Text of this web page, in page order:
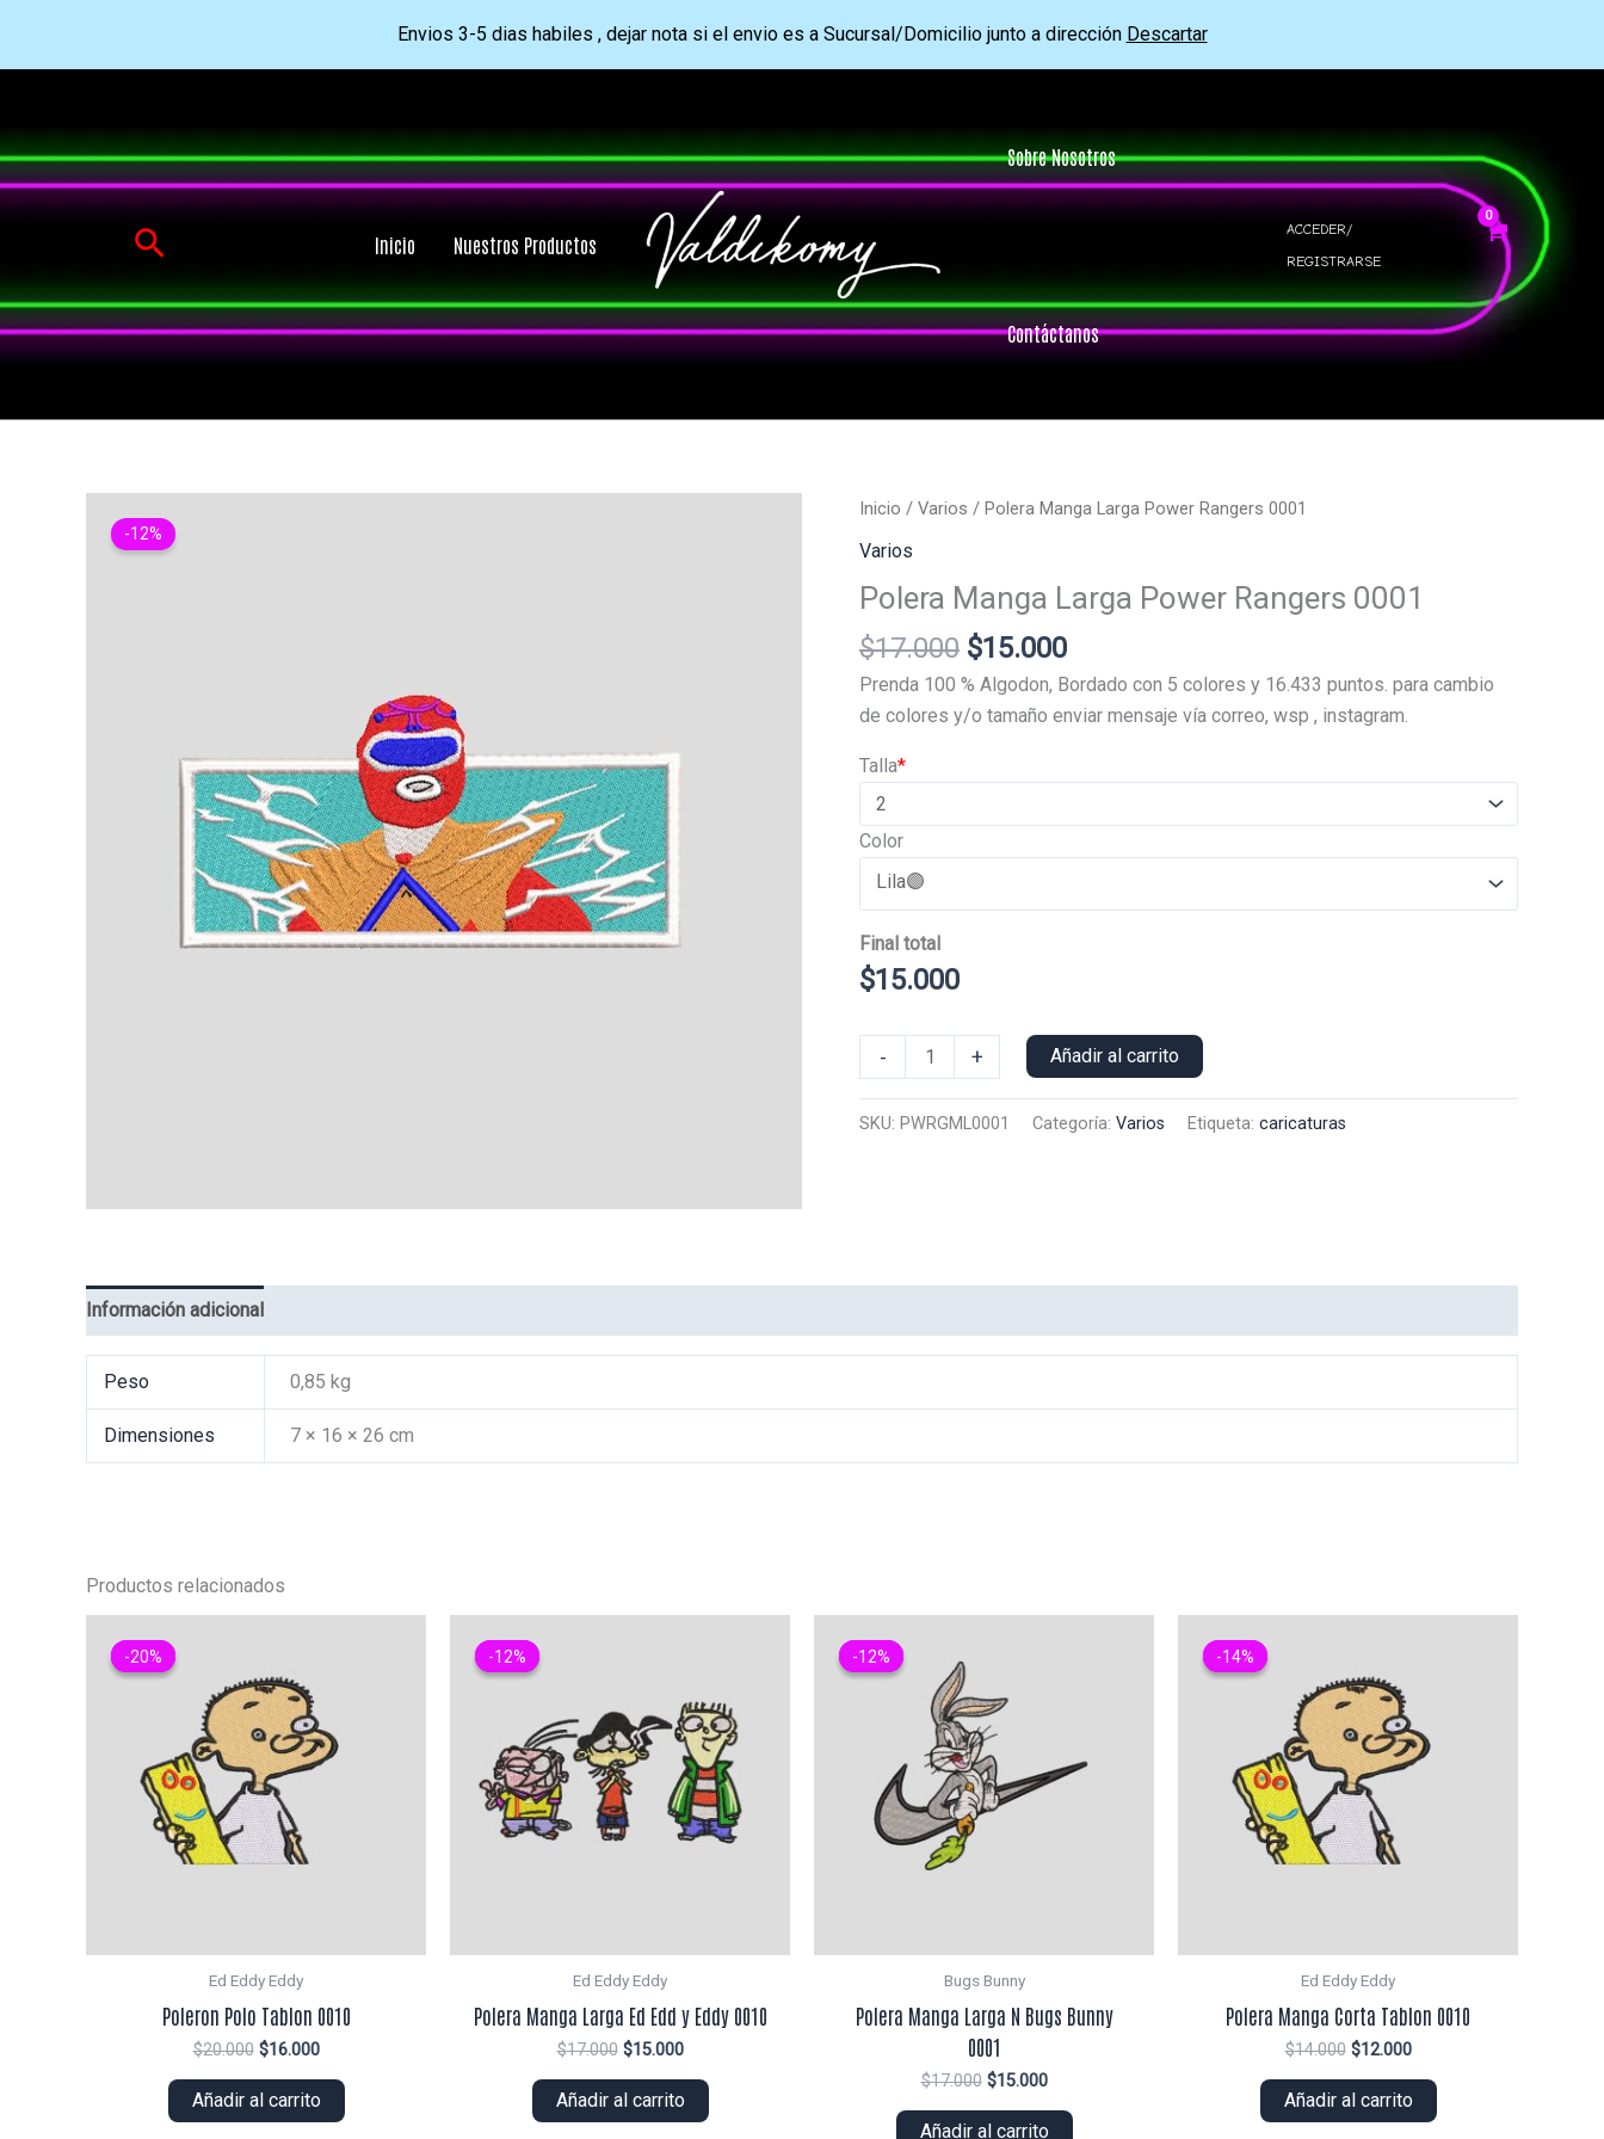
Envios 3-5 dias habiles , dejar nota si el envio es a Sucursal/Domicilio junto a dirección Descartar
contenido
Buscar Inicio Nuestros Productos
Sobre Nosotros
Contáctanos
ACCEDER/
REGISTRARSE
-12%
Inicio / Varios / Polera Manga Larga Power Rangers 0001
Varios
Polera Manga Larga Power Rangers 0001
$17.000 El
precio
original
$15.000El
precio
actual
Prenda 100 % Algodon, Bordado con 5 colores y 16.433 puntos. para cambio
de colores y/o tamaño enviar mensaje vía correo, wsp , instagram.
*
Talla
Color
Final total
$15.000
-
Manga
Larga
+ Añadir al carrito
SKU: PWRGML0001 Categoría: Varios Etiqueta: caricaturas
Información adicional
Peso 0,85 kg
Dimensiones 7 × 16 × 26 cm
Productos relacionados
-20%
-20%
Ed Eddy Eddy
Poleron Polo Tablon 0010
$20.000 El
original
era:
$16.000El
actual
es:
Añadir al carrito
-12%
-12%
Ed Eddy Eddy
Polera Manga Larga Ed Edd y Eddy 0010
$17.000 El
original
era:
$15.000El
actual
es:
Añadir al carrito
-12%
-12%
Bugs Bunny
Polera Manga Larga N Bugs Bunny
0001
$17.000 El
original
$15.000El
actual
Añadir al carrito
-14%
-14%
Ed Eddy Eddy
Polera Manga Corta Tablon 0010
$14.000 El
original
era:
$12.000El
actual
es:
Añadir al carrito